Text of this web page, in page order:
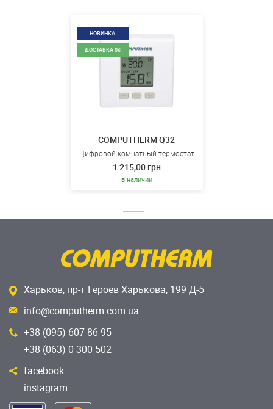
НОВИНКА
ДОСТАВКА 0₴
COMPUTHERM Q32
Цифровой комнатный термостат
1 215,00 грн
в наличии
Харьков, пр-т Героев Харькова, 199 Д-5
info@computherm.com.ua
+38 (095) 607-86-95
+38 (063) 0-300-502
facebook
instagram